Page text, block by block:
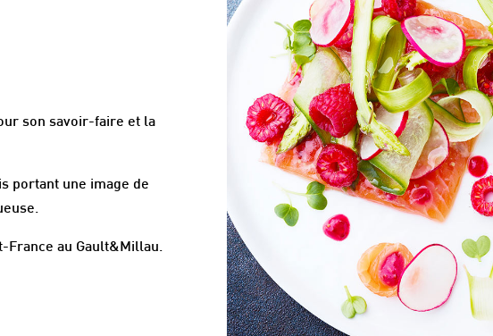
son savoir-faire et la
portant une image de
France au Gault&Millau.